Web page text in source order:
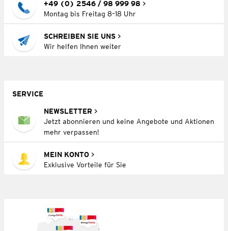
+49 (0) 2546 / 98 999 98
Montag bis Freitag 8–18 Uhr
SCHREIBEN SIE UNS
Wir helfen Ihnen weiter
SERVICE
NEWSLETTER
Jetzt abonnieren und keine Angebote und Aktionen
mehr verpassen!
MEIN KONTO
Exklusive Vorteile für Sie